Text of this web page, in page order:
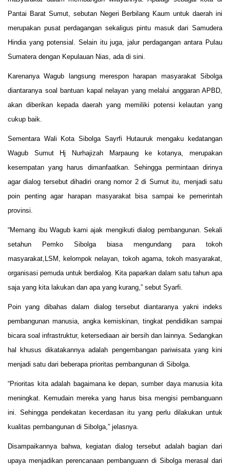
Pantai Barat Sumut, sebutan Negeri Berbilang Kaum untuk daerah ini
merupakan pusat perdagangan sekaligus pintu masuk dari Samudera
Hindia yang potensial. Selain itu juga, jalur perdagangan antara Pulau
Sumatera dengan Kepulauan Nias, ada di sini.
Karenanya Wagub langsung merespon harapan masyarakat Sibolga
diantaranya soal bantuan kapal nelayan yang melalui anggaran APBD,
akan diberikan kepada daerah yang memiliki potensi kelautan yang
cukup baik.
Sementara Wali Kota Sibolga Sayrfi Hutauruk mengaku kedatangan
Wagub Sumut Hj Nurhajizah Marpaung ke kotanya, merupakan
kesempatan yang harus dimanfaatkan. Sehingga permintaan dirinya
agar dialog tersebut dihadiri orang nomor 2 di Sumut itu, menjadi satu
poin penting agar harapan masyarakat bisa sampai ke pemerintah
provinsi.
“Memang ibu Wagub kami ajak mengikuti dialog pembangunan. Sekali
setahun Pemko Sibolga biasa mengundang para tokoh
masyarakat,LSM, kelompok nelayan, tokoh agama, tokoh masyarakat,
organisasi pemuda untuk berdialog. Kita paparkan dalam satu tahun apa
saja yang kita lakukan dan apa yang kurang,” sebut Syarfi.
Poin yang dibahas dalam dialog tersebut diantaranya yakni indeks
pembangunan manusia, angka kemiskinan, tingkat pendidikan sampai
bicara soal infrastruktur, ketersediaan air bersih dan lainnya. Sedangkan
hal khusus dikatakannya adalah pengembangan pariwisata yang kini
menjadi satu dari beberapa prioritas pembangunan di Sibolga.
“Prioritas kita adalah bagaimana ke depan, sumber daya manusia kita
meningkat. Kemudain mereka yang harus bisa mengisi pembanguann
ini. Sehingga pendekatan kecerdasan itu yang perlu dilakukan untuk
kualitas pembangunan di Sibolga,” jelasnya.
Disampaikannya bahwa, kegiatan dialog tersebut adalah bagian dari
upaya menjadikan perencanaan pembanguann di Sibolga merasal dari